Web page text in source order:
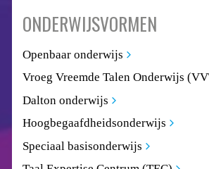
ONDERWIJSVORMEN
Openbaar onderwijs
Vroeg Vreemde Talen Onderwijs
Dalton onderwijs
Hoogbegaafdheidsonderwijs
Speciaal basisonderwijs